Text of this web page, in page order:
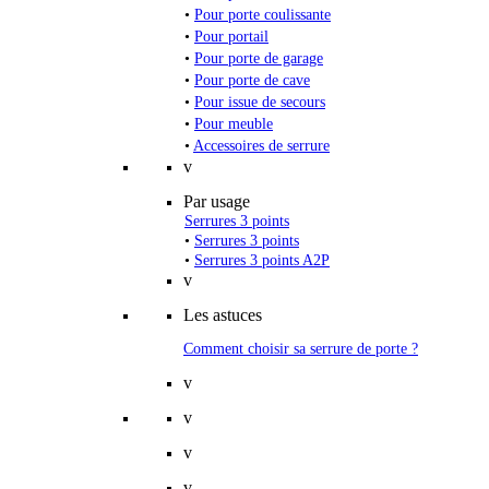
• Pour porte coulissante
• Pour portail
• Pour porte de garage
• Pour porte de cave
• Pour issue de secours
• Pour meuble
• Accessoires de serrure
v
Par usage
Serrures 3 points
• Serrures 3 points
• Serrures 3 points A2P
v
Les astuces
Comment choisir sa serrure de porte ?
v
v
v